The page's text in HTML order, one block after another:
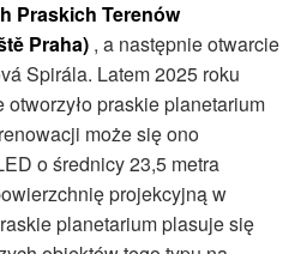
Praskich Terenów
Praha) , a następnie otwarcie
Spirála. Latem 2025 roku
praskie planetarium
może się ono
o średnicy 23,5 metra
projekcyjną w
planetarium plasuje się